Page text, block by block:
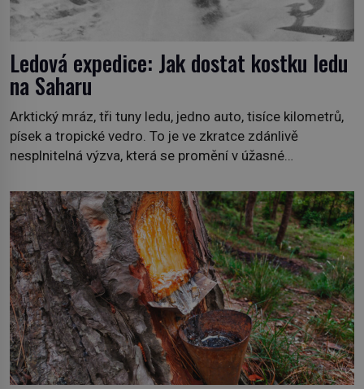
Ledová expedice: Jak dostat kostku ledu
na Saharu
Arktický mráz, tři tuny ledu, jedno auto, tisíce kilometrů,
písek a tropické vedro. To je ve zkratce zdánlivě
nesplnitelná výzva, která se promění v úžasné
na podzim 1958 jako hec. Rádio Luxembourg přichází s
neobvyklou výzvou. Tomu, kdo dokáže dopravit ze
severního polárního kruhu na […]